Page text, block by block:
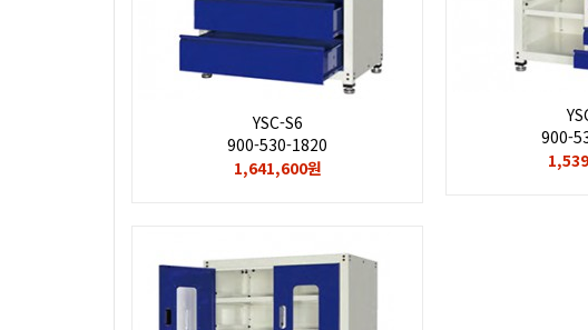
YSC-S6
900-530-1820
1,641,600원
900-